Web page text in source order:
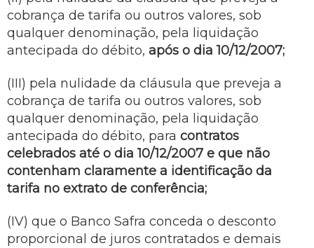
cobrança de tarifa ou outros valores, sob
qualquer denominação, pela liquidação
antecipada do débito, após o dia 10/12/2007;
(III) pela nulidade da cláusula que preveja a
cobrança de tarifa ou outros valores, sob
qualquer denominação, pela liquidação
antecipada do débito, para contratos
celebrados até o dia 10/12/2007 e que não
contenham claramente a identificação da
tarifa no extrato de conferência;
(IV) que o Banco Safra conceda o desconto
proporcional de juros contratados e demais